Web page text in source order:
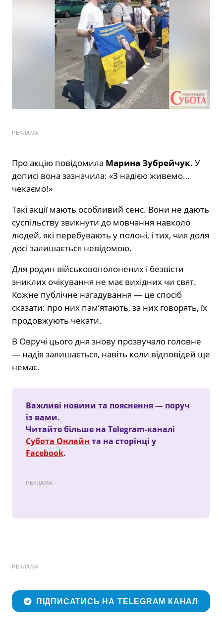
РЕКЛАМА
Про акцію повідомила Марина Зубрейчук. У
дописі вона зазначила: «З надією живемо…
чекаємо!»
Такі акції мають особливий сенс. Вони не дають
суспільству звикнути до мовчання навколо
людей, які перебувають у полоні, і тих, чия доля
досі залишається невідомою.
Для родин військовополонених і безвісти
зниклих очікування не має вихідних чи свят.
Кожне публічне нагадування — це спосіб
сказати: про них пам’ятають, за них говорять, їх
продовжують чекати.
В Овручі цього дня знову прозвучало головне
— надія залишається, навіть коли відповідей ще
немає.
Важливі новини та пояснення — поруч
із вами.
Читайте більше на Telegram-каналі
Субота Онлайн та на сторінці у
Facebook.
РЕКЛАМА
РЕКЛАМА
ПІДПИСАТИСЬ НА TELEGRAM КАНАЛ